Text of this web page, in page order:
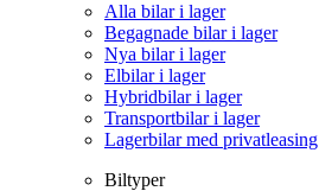
Alla bilar i lager
Begagnade bilar i lager
Nya bilar i lager
Elbilar i lager
Hybridbilar i lager
Transportbilar i lager
Lagerbilar med privatleasing
Biltyper